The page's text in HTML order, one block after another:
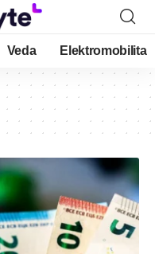
Veda Elektromobilita